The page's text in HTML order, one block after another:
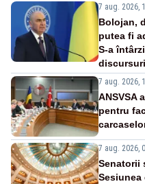
7 aug. 2026,
Bolojan,
putea fi
S-a
7 aug. 2026,
ANSVSA
pentru
7 aug. 2026,
Senatorii